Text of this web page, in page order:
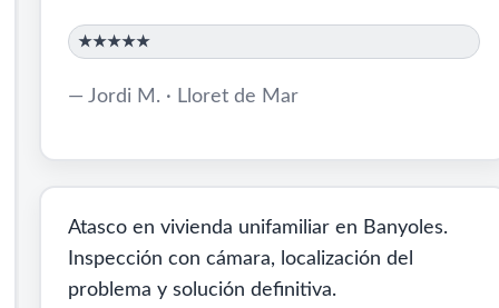
★★★★★
— Jordi M. · Lloret de Mar
Atasco en vivienda unifamiliar en Banyoles.
Inspección con cámara, localización del
problema y solución definitiva.